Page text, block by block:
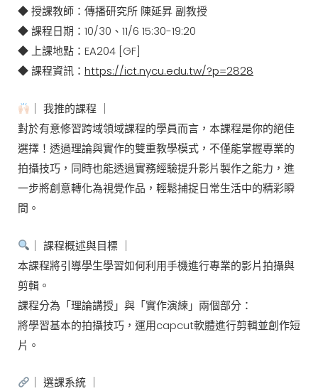
◆ 授課教師：傳播研究所 陳延昇 副教授
◆ 課程日期：10/30、11/6 15:30-19:20
◆ 上課地點：EA204 [GF]
◆ 課程資訊： https://ict.nycu.edu.tw/?p=2828
｜ 我推的課程 ｜
對於有意修習跨域領域課程的學員而言，本課程是你的絕佳
選擇！透過理論與實作的雙重教學模式，不僅能掌握專業的
拍攝技巧，同時也能透過實務經驗提升影片製作之能力，進
一步將創意轉化為視覺作品，輕鬆捕捉日常生活中的精彩瞬
間。
｜ 課程概述與目標 ｜
本課程將引導學生學習如何利用手機進行專業的影片拍攝與
剪輯。
課程分為「理論講授」與「實作演練」兩個部分：
將學習基本的拍攝技巧，運用capcut軟體進行剪輯並創作短
片。
｜ 選課系統 ｜